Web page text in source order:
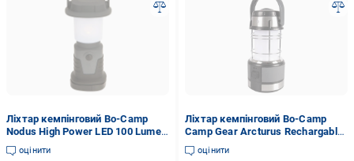
Ліхтар кемпінговий Bo-Camp
Nodus High Power LED 100 Lumen
Black/Anthracite (5818890)
оцінити
Ліхтар кемпінговий Bo-Camp
Camp Gear Arcturus Rechargable
220 Lumen Grey/Black (5818812)
оцінити